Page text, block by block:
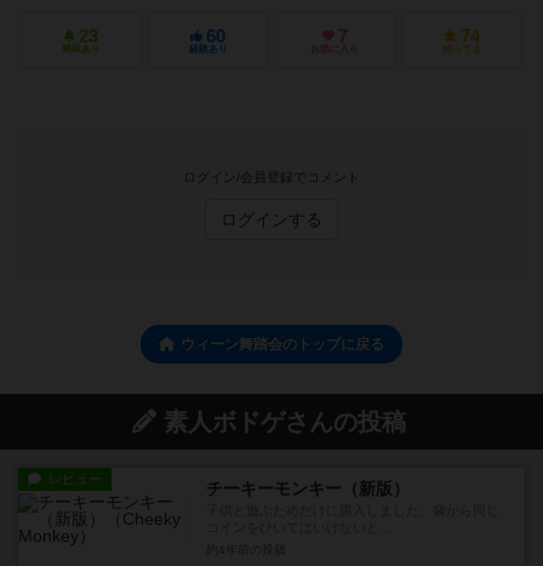
23
興味あり
60
経験あり
7
お気に入り
74
持ってる
ログイン/会員登録でコメント
ログインする
ウィーン舞踏会のトップに戻る
素人ボドゲさんの投稿
レビュー チーキーモンキー（新版）